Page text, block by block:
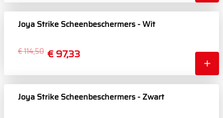
Joya Strike Scheenbeschermers - Wit
€ 97,33
€ 114,50
Joya Strike Scheenbeschermers - Zwart